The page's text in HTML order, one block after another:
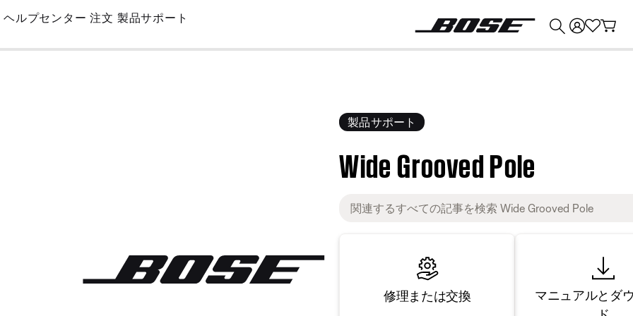
Skip
Main
ヘルプセンター 注文 製品サポート
製品サポート
Wide Grooved Pole
修理または交換
マニュアルとダ